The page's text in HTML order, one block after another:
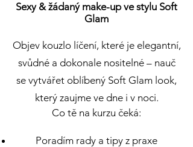
Sexy & žádaný make-up ve stylu Soft
Glam
Objev kouzlo líčení, které je elegantní,
svůdné a dokonale nositelné – nauč
se vytvářet oblíbený Soft Glam look,
který zaujme ve dne i v noci.
Co tě na kurzu čeká:
Poradím rady a tipy z praxe